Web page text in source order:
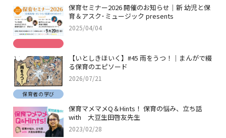
保育セミナー2026 開催のお知らせ｜新 幼児と保
育＆アスク･ミュージック presents
2025/04/04
【いとしきほいく】#45 雨をうつ！｜まんがで綴
る保育のエピソード
2026/07/21
保育者の学び
保育マメマメQ＆Hints！ 保育の悩み、立ち話
with 大豆生田啓友先生
2023/02/28